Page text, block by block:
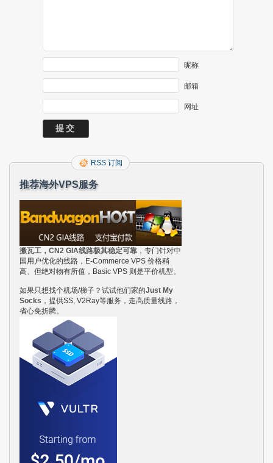
昵称
邮箱
网址
RSS 订阅
推荐海外VPS服务
搬瓦工，CN2 GIA线路极其稳定可靠 ，专门针对中
国用户优化的线路，E-Commerce VPS 价格稍
高、但绝对物有所值，Basic VPS 则是平价机型。
如果只想找个机场/梯子？试试他们家的Just My
Socks ，提供SS, V2Ray等服务，走高质量线路，
省心免折腾。